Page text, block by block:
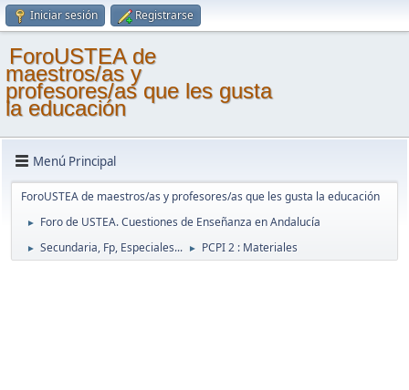
Iniciar sesión Registrarse
ForoUSTEA de
maestros/as y
profesores/as que les gusta
la educación
Menú Principal
ForoUSTEA de maestros/as y profesores/as que les gusta la educación
► Foro de USTEA. Cuestiones de Enseñanza en Andalucía
► Secundaria, Fp, Especiales... ► PCPI 2 : Materiales